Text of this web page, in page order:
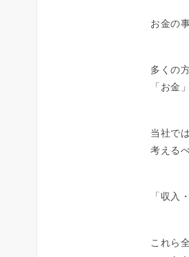
お金の
多くの
「お金
当社で
考える
「収入
これら